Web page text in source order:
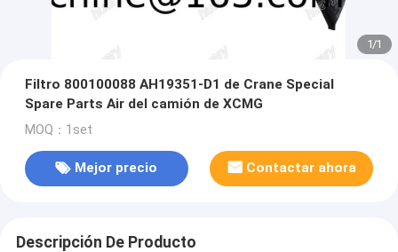
1/1
Filtro 800100088 AH19351-D1 de Crane Special
Spare Parts Air del camión de XCMG
MOQ：1set
Mejor precio Contactar ahora
Descripción De Producto